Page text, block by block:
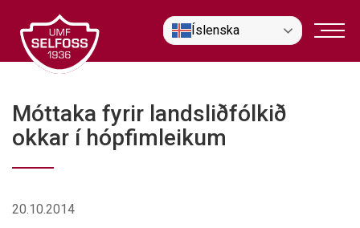
efni
Íslenska
Móttaka fyrir landsliðfólkið
okkar í hópfimleikum
20.10.2014